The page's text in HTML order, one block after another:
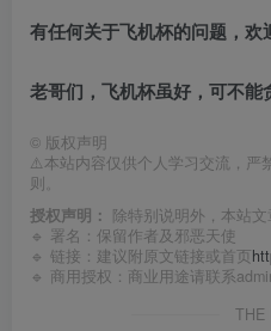
有任何关于飞机杯的问题，欢
老哥们，飞机杯虽好，可不能
© 版权声明
⚠️本站内容仅供个人学习交流，严
则。
授权声明： 除特别说明外，本站文
🔹 署名：保留作者及 邪恶天使
🔹 链接：建议附原文链接或首页
🔹 商用授权：商业用途请联系
THE